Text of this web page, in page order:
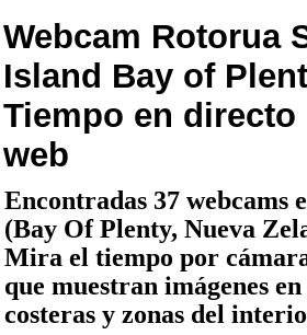
Webcam Rotorua
Island Bay of
Tiempo en directo
web
Encontradas 37 webcams
(Bay Of Plenty, Nueva
Mira el tiempo por
que muestran imágenes
costeras y zonas del